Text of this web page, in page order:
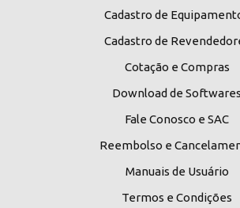
Cadastro de
Cadastro de
Cotação e Compras
Download de Softwares
Fale Conosco e SAC
Reembolso e
Manuais de Usuário
Termos e Condições